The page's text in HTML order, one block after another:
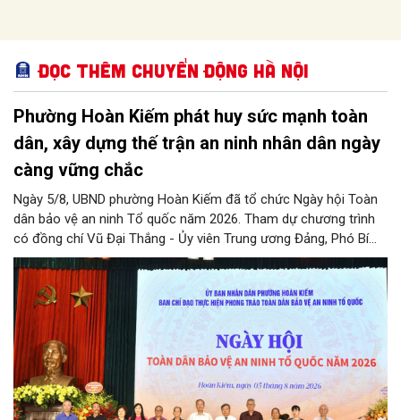
Đọc thêm Chuyển động Hà Nội
Phường Hoàn Kiếm phát huy sức mạnh toàn
dân, xây dựng thế trận an ninh nhân dân ngày
càng vững chắc
Ngày 5/8, UBND phường Hoàn Kiếm đã tổ chức Ngày hội Toàn
dân bảo vệ an ninh Tổ quốc năm 2026. Tham dự chương trình
có đồng chí Vũ Đại Thắng - Ủy viên Trung ương Đảng, Phó Bí
thư Thành ủy, Chủ tịch UBND thành phố; Đại tá Nguyễn Tiến Đạt,
Ủy viên Ban Thường vụ Đảng ủy, Phó Giám đốc Công an thành
phố Hà Nội, cùng dự có các đồng chí đại diện lãnh đạo các Sở,
ban, ngành thuộc Thành phố Hà Nội, các phòng nghiệp vụ Công
an Thành phố Hà Nội.